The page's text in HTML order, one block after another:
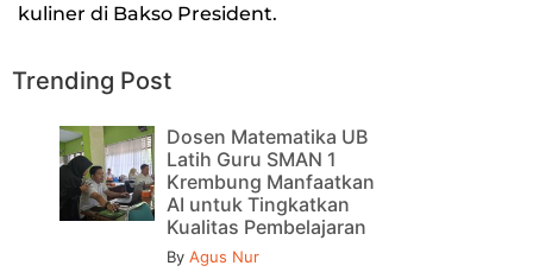
kuliner di Bakso President.
Trending Post
Dosen Matematika UB
Latih Guru SMAN 1
Krembung Manfaatkan
AI untuk Tingkatkan
Kualitas Pembelajaran
By Agus Nur